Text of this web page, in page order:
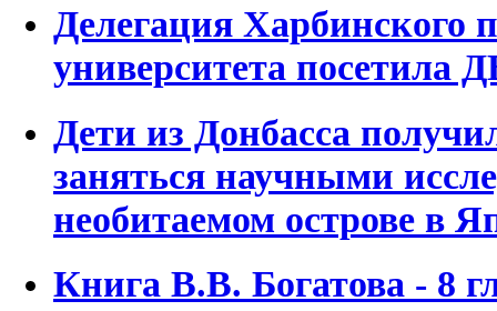
Делегация Харбинского
университета посетила
Дети из Донбасса
заняться научными
необитаемом острове в
Книга В.В. Богатова - 8